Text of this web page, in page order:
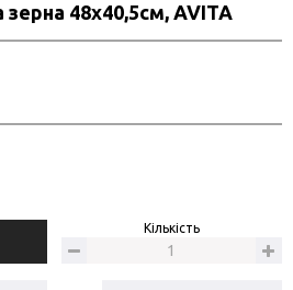
зерна 48х40,5см, AVITA
Кількість